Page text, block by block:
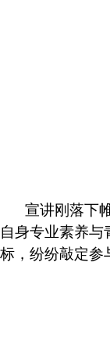
宣讲刚落下
自身专业素养与
标，纷纷敲定参